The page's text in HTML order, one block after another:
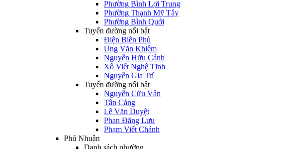
Phường Bình Lợi Trung
Phường Thạnh Mỹ Tây
Phường Bình Quới
Tuyến đường nổi bật
Điện Biên Phủ
Ung Văn Khiêm
Nguyễn Hữu Cảnh
Xô Viết Nghệ Tĩnh
Nguyễn Gia Trí
Tuyến đường nổi bật
Nguyễn Cửu Vân
Tân Cảng
Lê Văn Duyệt
Phan Đăng Lưu
Phạm Viết Chánh
Phú Nhuận
Danh sách phường